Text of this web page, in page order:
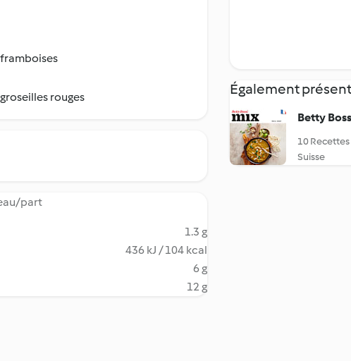
framboises
rouges
part
1.3 g
436 kJ / 104 kcal
6 g
12 g
Également
Betty
10 Recettes
Suisse